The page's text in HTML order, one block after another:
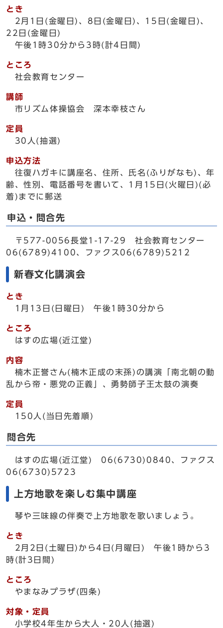
とき
2月1日(金曜日)、8日(金曜日)、15日(金曜日)、
22日(金曜日)
午後1時30分から3時(計4日間)
ところ
社会教育センター
講師
市リズム体操協会 深本幸枝さん
定員
30人(抽選)
申込方法
往復ハガキに講座名、住所、氏名(ふりがなも)、年
齢、性別、電話番号を書いて、1月15日(火曜日)(必
着)までに郵送
申込・問合先
〒577-0056長堂1-17-29 社会教育センター
06(6789)4100、ファクス06(6789)5212
新春文化講演会
とき
1月13日(日曜日) 午後1時30分から
ところ
はすの広場(近江堂)
内容
楠木正誉さん(楠木正成の末孫)の講演「南北朝の動
乱から帝・悪党の正義」、勇勢師子王太鼓の演奏
定員
150人(当日先着順)
問合先
はすの広場(近江堂) 06(6730)0840、ファクス
06(6730)5723
上方地歌を楽しむ集中講座
琴や三味線の伴奏で上方地歌を歌いましょう。
とき
2月2日(土曜日)から4日(月曜日) 午後1時から3
時(計3日間)
ところ
やまなみプラザ(四条)
対象・定員
小学校4年生から大人・20人(抽選)